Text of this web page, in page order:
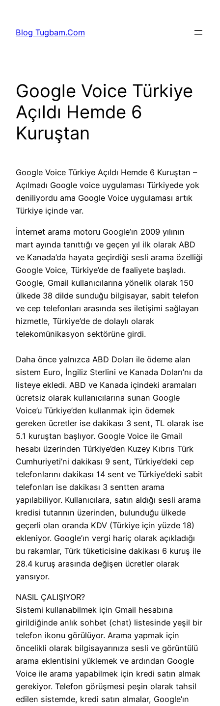
Blog Tugbam.Com
Google Voice Türkiye
Açıldı Hemde 6
Kuruştan
Google Voice Türkiye Açıldı Hemde 6 Kuruştan –
Açılmadı Google voice uygulaması Türkiyede yok
deniliyordu ama Google Voice uygulaması artık
Türkiye içinde var.
İnternet arama motoru Google’ın 2009 yılının
mart ayında tanıttığı ve geçen yıl ilk olarak ABD
ve Kanada’da hayata geçirdiği sesli arama özelliği
Google Voice, Türkiye’de de faaliyete başladı.
Google, Gmail kullanıcılarına yönelik olarak 150
ülkede 38 dilde sunduğu bilgisayar, sabit telefon
ve cep telefonları arasında ses iletişimi sağlayan
hizmetle, Türkiye’de de dolaylı olarak
telekomünikasyon sektörüne girdi.
Daha önce yalnızca ABD Doları ile ödeme alan
sistem Euro, İngiliz Sterlini ve Kanada Doları’nı da
listeye ekledi. ABD ve Kanada içindeki aramaları
ücretsiz olarak kullanıcılarına sunan Google
Voice’u Türkiye’den kullanmak için ödemek
gereken ücretler ise dakikası 3 sent, TL olarak ise
5.1 kuruştan başlıyor. Google Voice ile Gmail
hesabı üzerinden Türkiye’den Kuzey Kıbrıs Türk
Cumhuriyeti’ni dakikası 9 sent, Türkiye’deki cep
telefonlarını dakikası 14 sent ve Türkiye’deki sabit
telefonları ise dakikası 3 sentten arama
yapılabiliyor. Kullanıcılara, satın aldığı sesli arama
kredisi tutarının üzerinden, bulunduğu ülkede
geçerli olan oranda KDV (Türkiye için yüzde 18)
ekleniyor. Google’ın vergi hariç olarak açıkladığı
bu rakamlar, Türk tüketicisine dakikası 6 kuruş ile
28.4 kuruş arasında değişen ücretler olarak
yansıyor.
NASIL ÇALIŞIYOR?
Sistemi kullanabilmek için Gmail hesabına
girildiğinde anlık sohbet (chat) listesinde yeşil bir
telefon ikonu görülüyor. Arama yapmak için
öncelikli olarak bilgisayarınıza sesli ve görüntülü
arama eklentisini yüklemek ve ardından Google
Voice ile arama yapabilmek için kredi satın almak
gerekiyor. Telefon görüşmesi peşin olarak tahsil
edilen sistemde, kredi satın almalar, Google’ın